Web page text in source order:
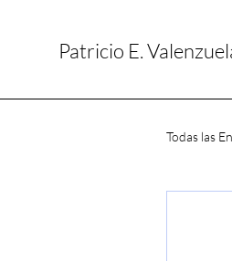
Patricio E.
Todas las